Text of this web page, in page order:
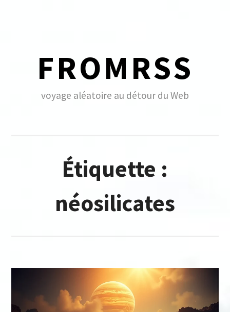
FROMRSS
voyage aléatoire au détour du Web
Étiquette :
néosilicates